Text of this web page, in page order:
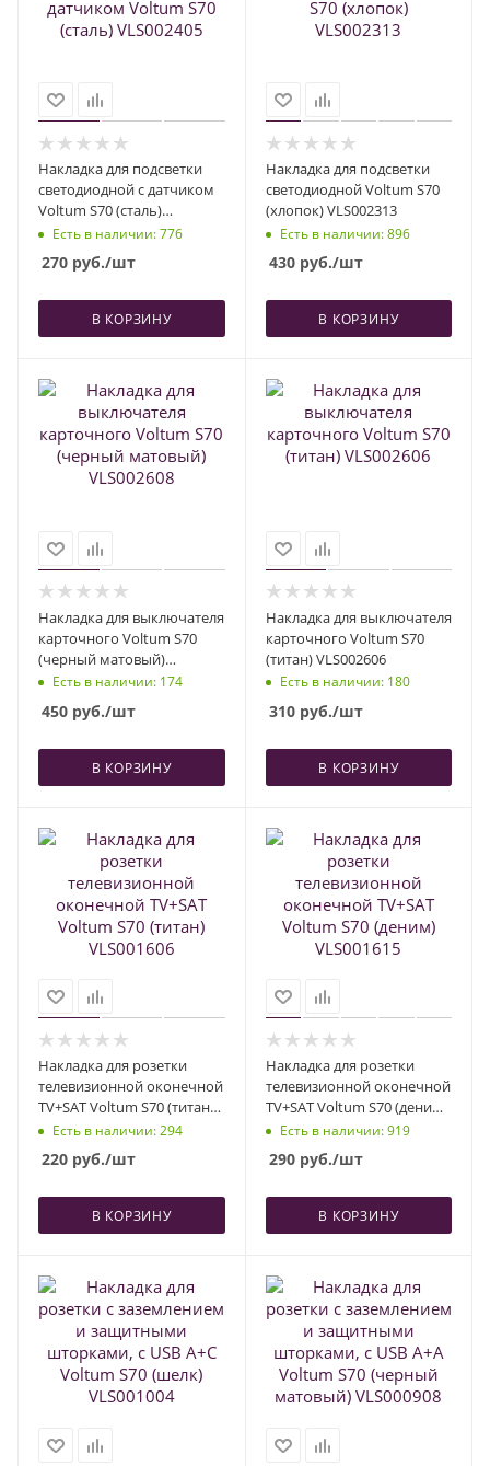
Накладка для подсветки
светодиодной с датчиком
Voltum S70 (сталь)
VLS002405
Есть в наличии: 776
270 руб./шт
В КОРЗИНУ
Накладка для подсветки
светодиодной Voltum S70
(хлопок) VLS002313
Есть в наличии: 896
430руб./шт
В КОРЗИНУ
Накладка для выключателя
карточного Voltum S70
(черный матовый)
VLS002608
Есть в наличии: 174
450 руб./шт
В КОРЗИНУ
Накладка для выключателя
карточного Voltum S70
(титан) VLS002606
Есть в наличии: 180
310руб./шт
В КОРЗИНУ
Накладка для розетки
телевизионной оконечной
TV+SAT Voltum S70 (титан)
VLS001606
Есть в наличии: 294
220 руб./шт
В КОРЗИНУ
Накладка для розетки
телевизионной оконечной
TV+SAT Voltum S70 (деним)
VLS001615
Есть в наличии: 919
290руб./шт
В КОРЗИНУ